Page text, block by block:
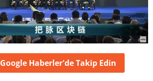
Google Haberler'deTakip Edin